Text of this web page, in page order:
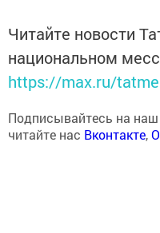
Читайте новости
национальном
https://max.ru/
Подписывайтесь на наш
читайте нас Вконтакте,